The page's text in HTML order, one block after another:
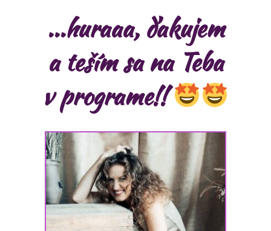
...huraaa, ďakujem
a teším sa na Teba
v programe!!